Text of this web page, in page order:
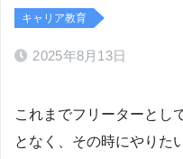
キャリア教育
2025年8月13日
これまでフリーターとし
となく、その時にやりた